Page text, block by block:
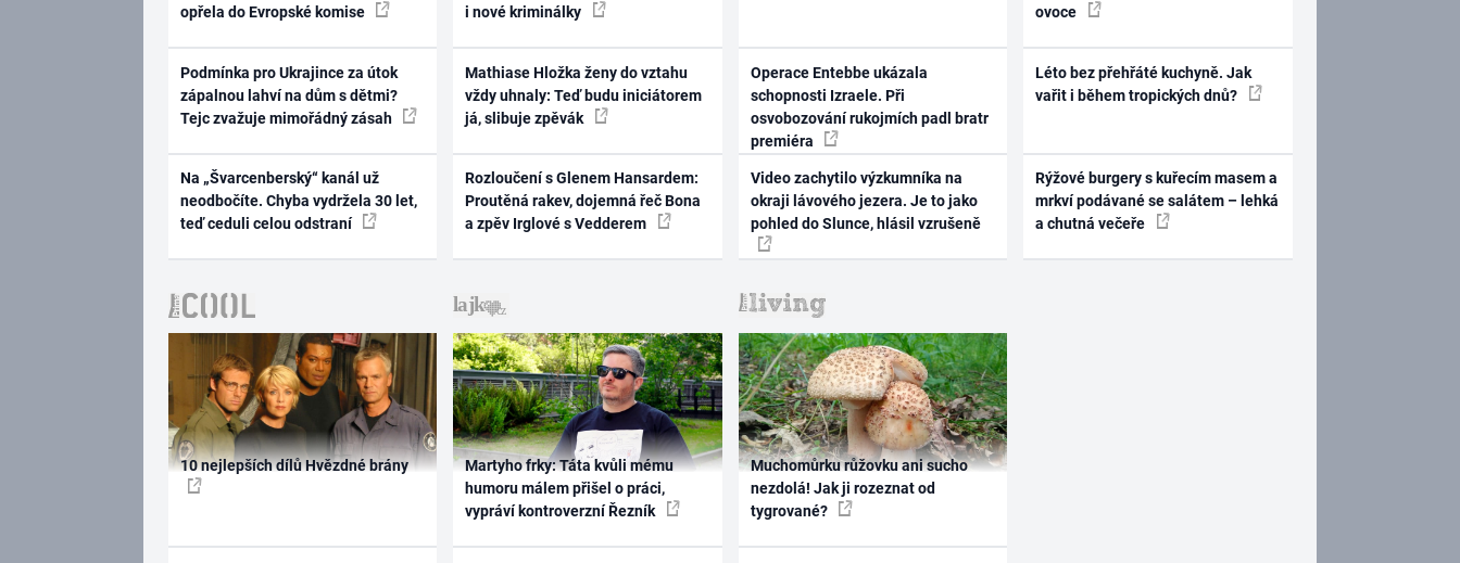
opřela do Evropské komise
Podmínka pro Ukrajince za útok
zápalnou lahví na dům s dětmi?
Tejc zvažuje mimořádný zásah
Na „Švarcenberský“ kanál už
neodbočíte. Chyba vydržela 30 let,
teď ceduli celou odstraní
i nové kriminálky
Mathiase Hložka ženy do vztahu
vždy uhnaly: Teď budu iniciátorem
já, slibuje zpěvák
Rozloučení s Glenem Hansardem:
Proutěná rakev, dojemná řeč Bona
a zpěv Irglové s Vedderem
Operace Entebbe ukázala
schopnosti Izraele. Při
osvobozování rukojmích padl bratr
premiéra
Video zachytilo výzkumníka na
okraji lávového jezera. Je to jako
pohled do Slunce, hlásil vzrušeně
ovoce
Léto bez přehřáté kuchyně. Jak
vařit i během tropických dnů?
Rýžové burgery s kuřecím masem a
mrkví podávané se salátem – lehká
a chutná večeře
10 nejlepších dílů Hvězdné brány
Martyho frky: Táta kvůli mému
humoru málem přišel o práci,
vypráví kontroverzní Řezník
Muchomůrku růžovku ani sucho
nezdolá! Jak ji rozeznat od
tygrované?